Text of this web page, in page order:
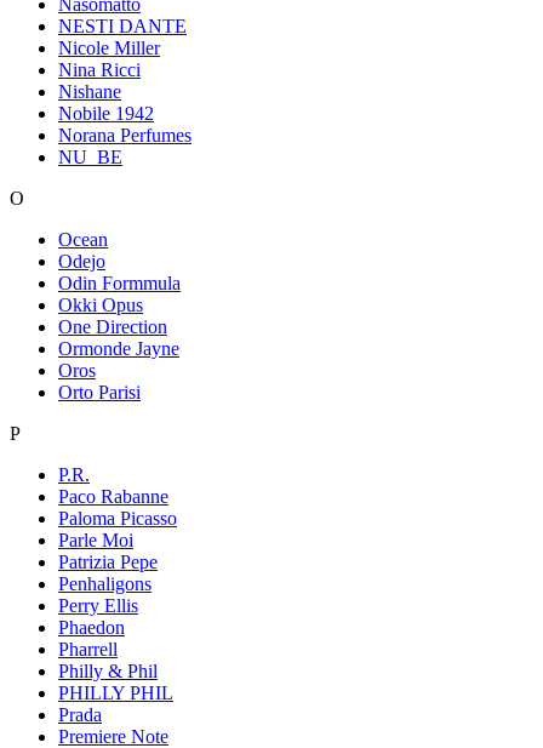
NESTI DANTE
Nicole Miller
Nina Ricci
Nishane
Nobile 1942
Norana Perfumes
NU_BE
O
Ocean
Odejo
Odin Formmula
Okki Opus
One Direction
Ormonde Jayne
Oros
Orto Parisi
P
P.R.
Paco Rabanne
Paloma Picasso
Parle Moi
Patrizia Pepe
Penhaligons
Perry Ellis
Phaedon
Pharrell
Philly & Phil
PHILLY PHIL
Prada
Premiere Note